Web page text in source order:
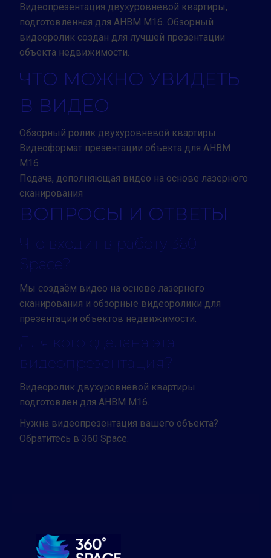
Видеопрезентация двухуровневой квартиры,
подготовленная для АНВМ М16. Обзорный
видеоролик создан для лучшей презентации
объекта недвижимости.
ЧТО МОЖНО УВИДЕТЬ
В ВИДЕО
Обзорный ролик двухуровневой квартиры
Видеоформат презентации объекта для АНВМ
М16
Подача, дополняющая видео на основе лазерного
сканирования
ВОПРОСЫ И ОТВЕТЫ
Что входит в работу 360
Space?
Мы создаём видео на основе лазерного
сканирования и обзорные видеоролики для
презентации объектов недвижимости.
Для кого сделана эта
видеопрезентация?
Видеоролик двухуровневой квартиры
подготовлен для АНВМ М16.
Нужна видеопрезентация вашего объекта?
Обратитесь в 360 Space.